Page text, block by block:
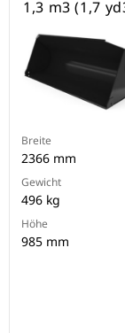
1,3 m3 (1,7
Breite
2366 mm
Gewicht
496 kg
Höhe
985 mm